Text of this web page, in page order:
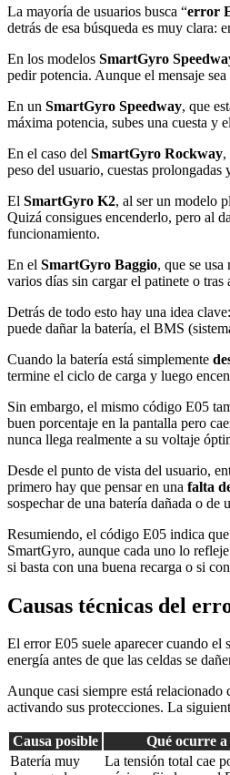
La mayoría de usuarios busca “error
detrás de esa búsqueda es muy clara:
En los modelos SmartGyro
pedir potencia. Aunque el mensaje
En un SmartGyro Speedway, que
máxima potencia, subes una cuesta y
En el caso del SmartGyro Rockway,
peso del usuario, cuestas
El SmartGyro K2, al ser un modelo
Quizá consigues encenderlo, pero al
funcionamiento.
En el SmartGyro Baggio, que se
varios días sin cargar el patinete o
Detrás de todo esto hay una idea
puede dañar la batería, el BMS
Cuando la batería está simplemente
termine el ciclo de carga y luego
Sin embargo, el mismo código E05
buen porcentaje en la pantalla pero
nunca llega realmente a su voltaje
Desde el punto de vista del usuario,
primero hay que pensar en una falta
sospechar de una batería dañada o
Resumiendo, el código E05 indica
SmartGyro, aunque cada uno lo
si basta con una buena recarga o si
Causas técnicas del
El error E05 suele aparecer cuando el
energía antes de que las celdas se
Aunque casi siempre está
activando sus protecciones. La
Causa posible Qué ocurre
Batería muy
La tensión total cae